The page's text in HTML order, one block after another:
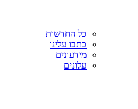
כל החדשות
כתבו עלינו
מידעונים
עלונים